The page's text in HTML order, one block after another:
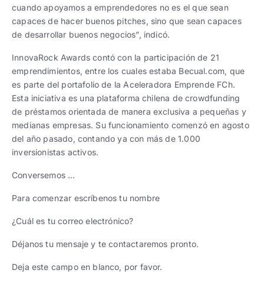
cuando apoyamos a emprendedores no es el que sean
capaces de hacer buenos pitches, sino que sean capaces
de desarrollar buenos negocios”, indicó.
InnovaRock Awards contó con la participación de 21
emprendimientos, entre los cuales estaba Becual.com, que
es parte del portafolio de la Aceleradora Emprende FCh.
Esta iniciativa es una plataforma chilena de crowdfunding
de préstamos orientada de manera exclusiva a pequeñas y
medianas empresas. Su funcionamiento comenzó en agosto
del año pasado, contando ya con más de 1.000
inversionistas activos.
Conversemos …
Para comenzar escríbenos tu nombre
¿Cuál es tu correo electrónico?
Déjanos tu mensaje y te contactaremos pronto.
Deja este campo en blanco, por favor.